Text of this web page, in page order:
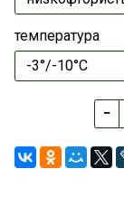
температура